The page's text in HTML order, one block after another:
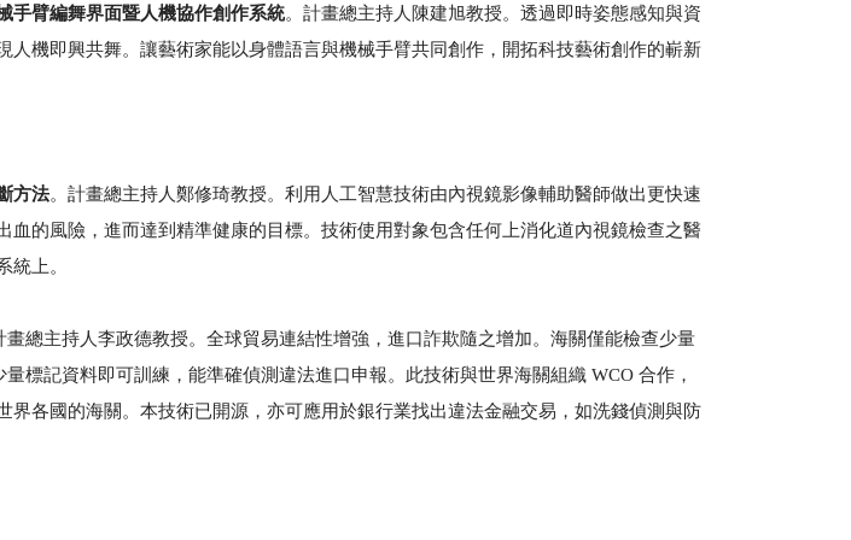
手臂編舞界面暨人機協作創作系統。計畫總主持人陳建旭教授。透過即時姿態感知與資
人機即興共舞。讓藝術家能以身體語言與機械手臂共同創作，開拓科技藝術創作的嶄新
方法。計畫總主持人鄭修琦教授。利用人工智慧技術由內視鏡影像輔助醫師做出更快速
血的風險，進而達到精準健康的目標。技術使用對象包含任何上消化道內視鏡檢查之醫
上。
畫總主持人李政德教授。全球貿易連結性增強，進口詐欺隨之增加。海關僅能檢查少量
標記資料即可訓練，能準確偵測違法進口申報。此技術與世界海關組織 WCO 合作，
界各國的海關。本技術已開源，亦可應用於銀行業找出違法金融交易，如洗錢偵測與防